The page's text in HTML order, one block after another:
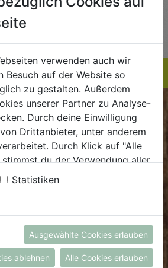
AUF DIE
verwenden auch wir
Besuch auf der Website so
zu gestalten. Außerdem
unserer Partner zu Analyse-
Durch deine Einwilligung
Drittanbieter, unter anderem
Durch Klick auf "Alle
du der Verwendung aller
anzeigen" findest du alle
Cookies, du kannst
Cookies du erlauben
findest du in unserer
bzw. imImpressum
Statistiken
Ausgewählte Cookies erlauben
ablehnen Alle Cookies erlauben